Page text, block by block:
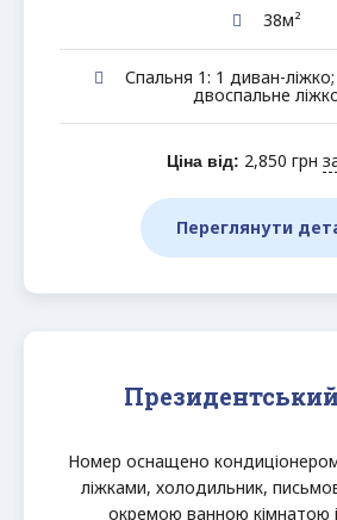
38м²
Спальня 1: 1 диван-
двоспальне
Ціна від: 2,850 грн
Переглянути
Номер оснащено
ліжками, холодильник,
окремою ванною кімнатою